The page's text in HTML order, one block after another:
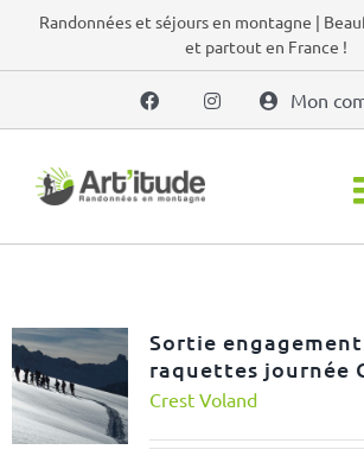
PasserRandonnées et séjours en montagne |
et partout en France !
Mon
Sortie
raquettes journée
Crest Voland